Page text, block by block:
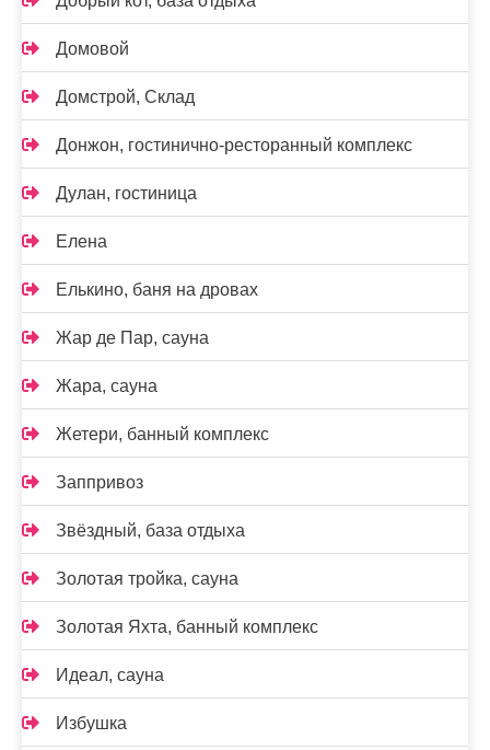
Домовой
Домстрой, Склад
Донжон, гостинично-ресторанный комплекс
Дулан, гостиница
Елена
Елькино, баня на дровах
Жар де Пар, сауна
Жара, сауна
Жетери, банный комплекс
Заппривоз
Звёздный, база отдыха
Золотая тройка, сауна
Золотая Яхта, банный комплекс
Идеал, сауна
Избушка